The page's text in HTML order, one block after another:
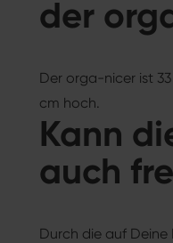
der
Der orga-nicer ist
cm hoch.
Kann
auch
Durch die auf